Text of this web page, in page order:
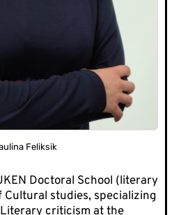
Feliksik
Doctoral School (literary
studies, specializing
criticism at the